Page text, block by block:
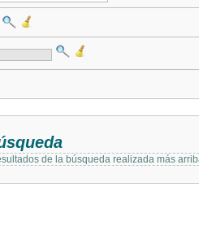
de la búsqueda realizada más